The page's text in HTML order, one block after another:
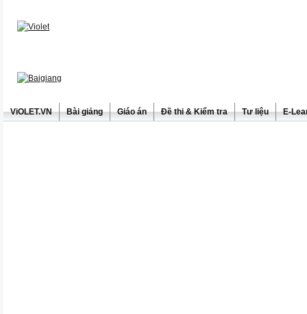
ViOLET.VN Bài giảng Giáo án Đề thi & Kiểm tra Tư liệu E-